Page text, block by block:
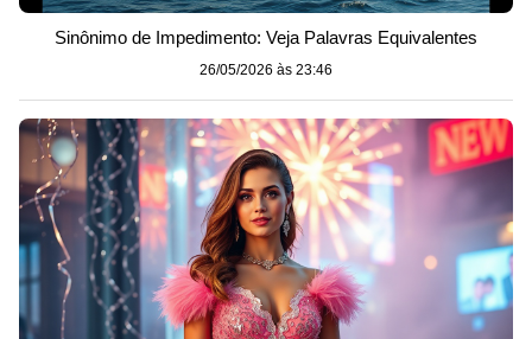
Sinônimo de Impedimento: Veja Palavras Equivalentes
26/05/2026 às 23:46